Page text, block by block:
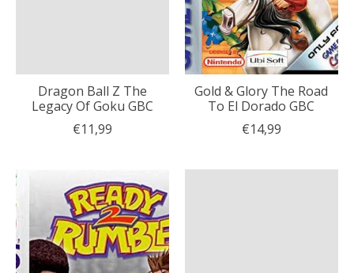
Dragon Ball Z The
Legacy Of Goku GBC
€11,99
Gold & Glory The Road
To El Dorado GBC
€14,99